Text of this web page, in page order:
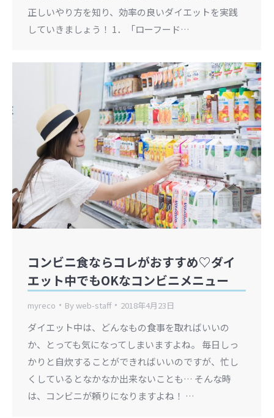
正しいやり方を知り、効率の良いダイエットを実践
していきましょう！ 1．「ローフード…
コンビニ食ならコレがおすすめ♡ダイ
エット中でもOKなコンビニメニュー
myreco Byweb-staff 2018年4月23日
ダイエット中は、どんなもの食事を取ればいいの
か、とっても気になってしまいますよね。 毎日しっ
かりと自炊することができればいいのですが、忙し
くしているとなかなか出来ないことも… そんな時
は、コンビニが頼りになりますよね！ …